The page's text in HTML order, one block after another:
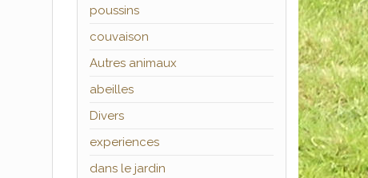
poussins
couvaison
Autres animaux
abeilles
Divers
experiences
dans le jardin